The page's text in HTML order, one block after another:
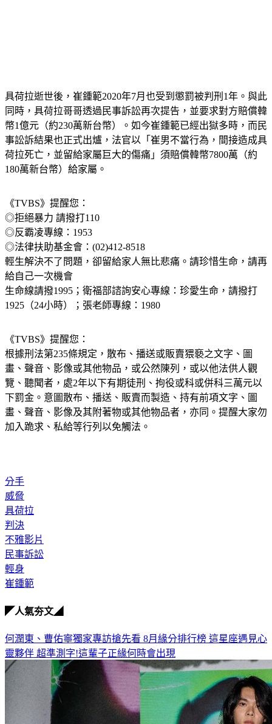
具荷拉逝世後，崔鍾範2020年7月也受到懲罰被判刑1年。與此
同時，具荷拉哥哥透過民事訴訟再次提告，並要求對方賠償韓
幣1億元（約230萬新台幣）。如今崔鍾範已經出獄多時，而民
事訟訴結果也正式出爐，法官以「崔男不當行為，間接造成具
荷拉死亡，並留給家屬巨大的傷痛」須賠償韓幣7800萬（約
180萬新台幣）給家屬。
《TVBS》提醒您：
◎拒絕暴力 請撥打110
◎反霸凌專線：1953
◎法律扶助基金會：(02)412-8518
輕生解決不了問題，卻留給家人無比悲痛。請珍惜生命，請再
給自己一次機會
生命線請撥1995；衛福部諮詢安心專線：珍愛生命，請撥打
1925（24小時）；張老師專線：1980
《TVBS》提醒您：
根據刑法第235條規定，散布、播送或販賣猥褻之文字、圖
畫、聲音、影像或其他物品，或公然陳列，或以他法供人觀
覽、聽聞者，處2年以下有期徒刑、拘役或科或併科三萬元以
下罰金。意圖散布、播送、販賣而製造、持有前項文字、圖
畫、聲音、影像及其附著物或其他物品者，亦同。提醒大家勿
加入跪求、私給等行列以免觸法。
分手
威脅
具荷拉
判決
不雅影片
民事訴訟
輕身
崔鍾範
◤人氣夯文◢
何潤東、曹佑寧獨家專訪搶先看 8月緣分排行榜 這星座遇見心
靈夥伴 超準測字!這輩子正緣何時會出現